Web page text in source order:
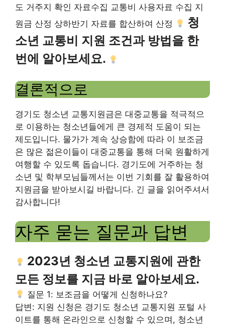
도 거주지 확인 자료수집 교통비 사용자료 수집 지
원금 산정 상하반기 자료를 합산하여 산정
청
소년 교통비 지원 조건과 방법을 한
번에 알아보세요.
결론적으로
경기도 청소년 교통지원금은 대중교통을 적극적으
로 이용하는 청소년들에게 큰 경제적 도움이 되는
제도입니다. 물가가 계속 상승함에 따라 이 보조금
은 많은 젊은이들이 대중교통을 통해 더욱 원활하게
여행할 수 있도록 돕습니다. 경기도에 거주하는 청
소년 및 학부모님들께서는 이번 기회를 잘 활용하여
지원금을 받아보시길 바랍니다. 긴 글을 읽어주셔서
감사합니다!
자주 묻는 질문과 답변
2023년 청소년 교통지원에 관한
모든 정보를 지금 바로 알아보세요.
질문 1: 보조금을 어떻게 신청하나요?
답변: 지원 신청은 경기도 청소년 교통지원 포털 사
이트를 통해 온라인으로 신청할 수 있으며, 청소년